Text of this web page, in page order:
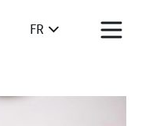
FR